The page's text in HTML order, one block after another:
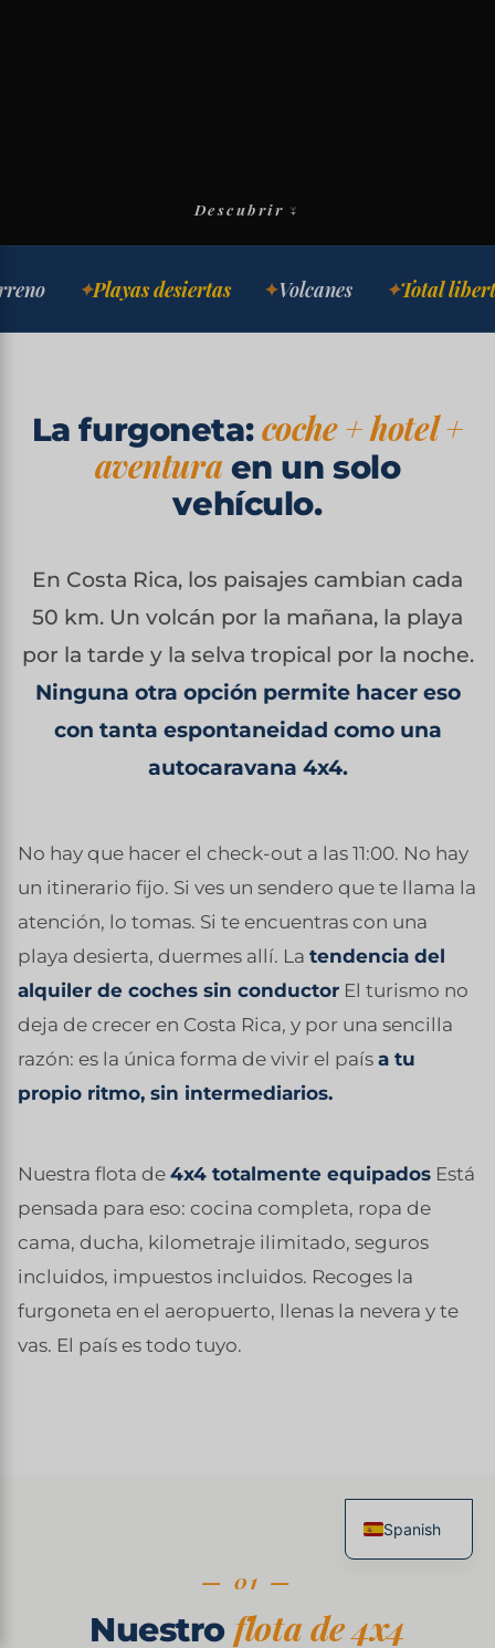
Descubrir ↓
Playas desiertas Volcanes Total libertad
La furgoneta: coche + hotel +
aventuraen un solo
vehículo.
En Costa Rica, los paisajes cambian cada
50 km. Un volcán por la mañana, la playa
por la tarde y la selva tropical por la noche.
Ninguna otra opción permite hacer eso
con tanta espontaneidad como una
autocaravana 4x4.
No hay que hacer el check-out a las 11:00. No hay
un itinerario fijo. Si ves un sendero que te llama la
atención, lo tomas. Si te encuentras con una
playa desierta, duermes allí. La tendencia del
alquiler de coches sin conductor El turismo no
deja de crecer en Costa Rica, y por una sencilla
razón: es la única forma de vivir el paísa tu
propio ritmo, sin intermediarios.
Nuestra flota de4x4 totalmente equipados Está
pensada para eso: cocina completa, ropa de
cama, ducha, kilometraje ilimitado, seguros
incluidos, impuestos incluidos. Recoges la
furgoneta en el aeropuerto, llenas la nevera y te
vas. El país es todo tuyo.
— 01 —
Nuestroflota de 4x4
Spanish
French
Italian